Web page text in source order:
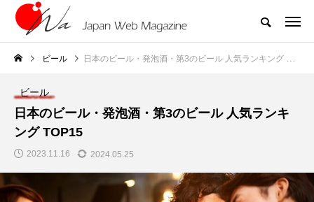
ビール 日本のビール・発泡酒・第3のビール 人気ランキング TOP15
ビール
日本のビール・発泡酒・第3のビール 人気ランキ
ング TOP15
2023.11.16 2024.05.25